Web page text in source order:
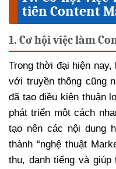
tiến Content
1. Cơ hội việc làm
Trong thời đại hiện
với truyền thông cũng
đã tạo điều kiện thuận
phát triển một cách
tạo nên các nội dung
thành “nghệ thuật
thu, danh tiếng và